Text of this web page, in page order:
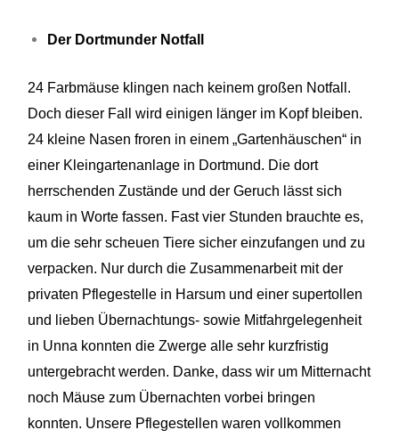
Der Dortmunder Notfall
24 Farbmäuse klingen nach keinem großen Notfall.
Doch dieser Fall wird einigen länger im Kopf bleiben.
24 kleine Nasen froren in einem „Gartenhäuschen“ in
einer Kleingartenanlage in Dortmund. Die dort
herrschenden Zustände und der Geruch lässtsich
kaum in Worte fassen. Fast vier Stunden brauchtees,
um die sehr scheuen Tiere sicher einzufangen und zu
verpacken. Nur durch die Zusammenarbeit mit der
privaten Pflegestelle in Harsum und einersupertollen
und lieben Übernachtungs- sowie Mitfahrgelegenheit
in Unna konnten die Zwerge alle sehr kurzfristig
untergebracht werden. Danke, dass wir um Mitternacht
noch Mäuse zum Übernachten vorbei bringen
konnten. Unsere Pflegestellen waren vollkommen